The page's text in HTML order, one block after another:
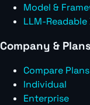
Model &
LLM-Readable
Company & Plans
Compare Plans
Individual
Enterprise